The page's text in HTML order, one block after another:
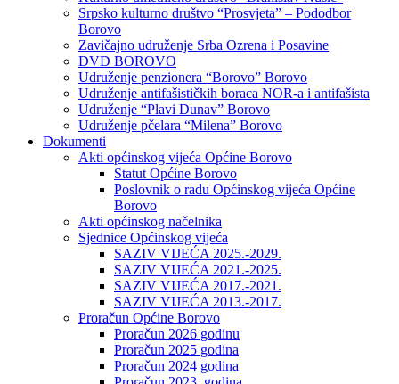
Srpsko kulturno društvo “Prosvjeta” – Pododbor
Borovo
Zavičajno udruženje Srba Ozrena i Posavine
DVD BOROVO
Udruženje penzionera “Borovo” Borovo
Udruženje antifašističkih boraca NOR-a i antifašista
Udruženje “Plavi Dunav” Borovo
Udruženje pčelara “Milena” Borovo
Dokumenti
Akti općinskog vijeća Općine Borovo
Statut Općine Borovo
Poslovnik o radu Općinskog vijeća Općine
Borovo
Akti općinskog načelnika
Sjednice Općinskog vijeća
SAZIV VIJEĆA 2025.-2029.
SAZIV VIJEĆA 2021.-2025.
SAZIV VIJEĆA 2017.-2021.
SAZIV VIJEĆA 2013.-2017.
Proračun Općine Borovo
Proračun 2026 godinu
Proračun 2025 godina
Proračun 2024 godina